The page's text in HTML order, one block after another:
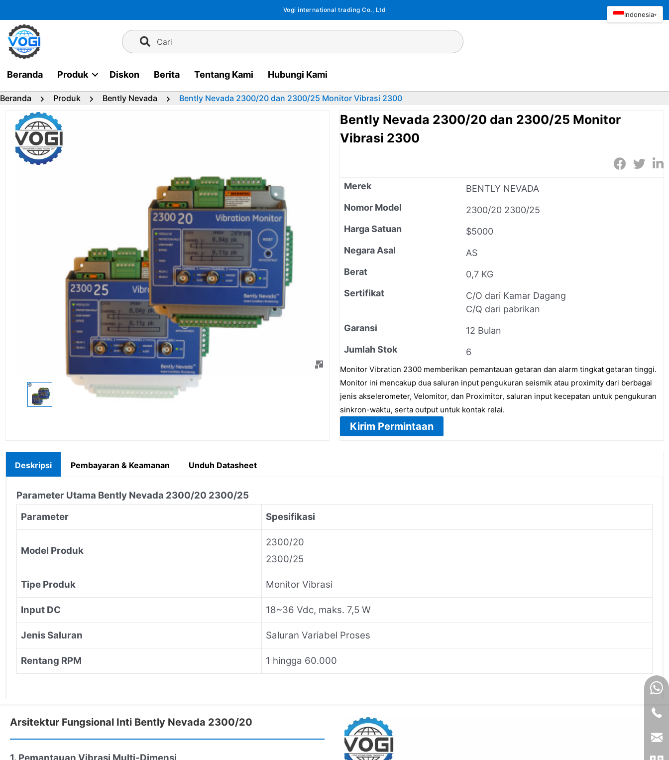
ke
konten
Vogi international trading Co., Ltd
Cari
Beranda Produk Diskon Berita Tentang Kami Hubungi Kami
Beranda Produk Bently Nevada Bently Nevada 2300/20 dan 2300/25 Monitor Vibrasi 2300
Bently Nevada 2300/20 dan 2300/25 Monitor
Vibrasi 2300
Merek
BENTLY NEVADA
Nomor Model
2300/20 2300/25
Harga Satuan
$5000
Negara Asal
AS
Berat
0,7 KG
Sertifikat
C/O dari Kamar Dagang
C/Q dari pabrikan
Garansi
12 Bulan
Jumlah Stok
6
Monitor Vibration 2300 memberikan pemantauan getaran dan alarm tingkat getaran tinggi.
Monitor ini mencakup dua saluran input pengukuran seismik atau proximity dari berbagai
jenis akselerometer, Velomitor, dan Proximitor, saluran input kecepatan untuk pengukuran
sinkron-waktu, serta output untuk kontak relai.
Kirim Permintaan
Deskripsi Pembayaran & Keamanan Unduh Datasheet
Parameter Utama Bently Nevada 2300/20 2300/25
Parameter
Spesifikasi
Model Produk
2300/20
2300/25
Tipe Produk Monitor Vibrasi
Input DC 18~36 Vdc, maks. 7,5 W
Jenis Saluran Saluran Variabel Proses
Rentang RPM 1 hingga 60.000
Arsitektur Fungsional Inti Bently Nevada 2300/20
1. Pemantauan Vibrasi Multi-Dimensi
Indonesia▾